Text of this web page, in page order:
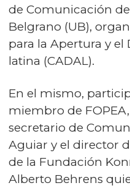
de Comunicación
Belgrano (UB),
para la Apertura y el
latina (CADAL).
En el mismo,
miembro de
secretario de
Aguiar y el director
de la Fundación
Alberto Behrens